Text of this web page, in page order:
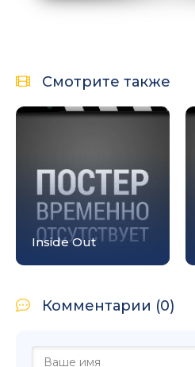
Смотрите также
Inside Out
Комментарии (0)